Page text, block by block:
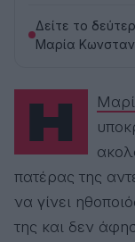
Δείτε το
Μαρία
Η
πατέρας της
να γίνει
της και δεν